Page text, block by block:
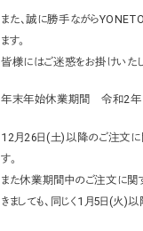
また、誠に勝手ながら
ます。
皆様にはご迷惑をお掛けいたし
年末年始休業期間 令和2年
12月26日(土)以降のご注文に
す。
また休業期間中のご注文に関
きましても、同じく1月5日(火)